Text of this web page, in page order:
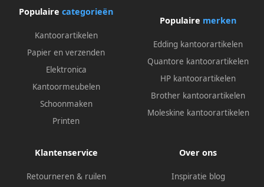
Populaire categorieën
Kantoorartikelen
Papier en verzenden
Elektronica
Kantoormeubelen
Schoonmaken
Printen
Populaire merken
Edding kantoorartikelen
Quantore kantoorartikelen
HP kantoorartikelen
Brother kantoorartikelen
Moleskine kantoorartikelen
Klantenservice
Retourneren & ruilen
Over ons
Inspiratie blog